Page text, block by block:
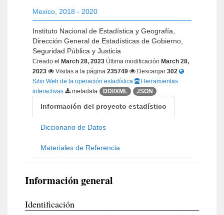
Mexico 2018 - 2020
Instituto Nacional de Estadística y Geografía,
Dirección General de Estadísticas de Gobierno,
Seguridad Pública y Justicia
Creado el March 28, 2023 Última modificación March 28,
2023
Visitas a la página 235749 Descargar 302
Sitio Web de la operación estadística
Herramientas
interactivas
metadata DDI/XML JSON
Información del proyecto estadístico
Diccionario de Datos
Materiales de Referencia
Información general
Identificación